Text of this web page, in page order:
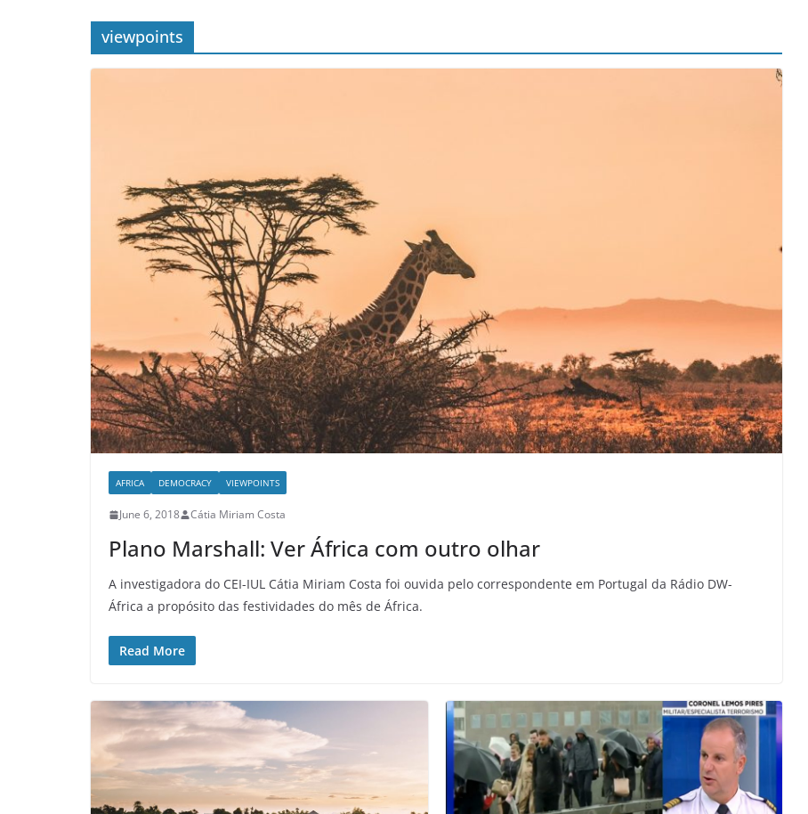
viewpoints
AFRICA DEMOCRACY VIEWPOINTS
June 6, 2018 Cátia Miriam Costa
Plano Marshall: Ver África com outro olhar
A investigadora do CEI-IUL Cátia Miriam Costa foi ouvida pelo correspondente em Portugal da Rádio DW-
África a propósito das festividades do mês de África.
Read More